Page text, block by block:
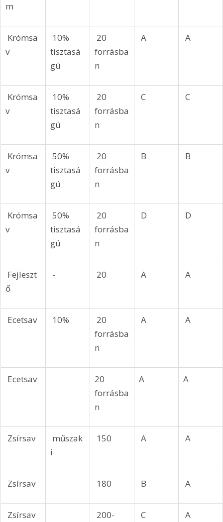
m
Krómsa
v
10%
tisztasá
gú
20
forrásba
n
A A
Krómsa
v
10%
tisztasá
gú
20
forrásba
n
C C
Krómsa
v
50%
tisztasá
gú
20
forrásba
n
B B
Krómsa
v
50%
tisztasá
gú
20
forrásba
n
D D
Fejleszt
ő
- 20 A A
Ecetsav 10%
20
forrásba
n
A A
Ecetsav
20
forrásba
n
A A
Zsírsav
műszak
i
150 A A
Zsírsav 180 B A
Zsírsav 200- C A